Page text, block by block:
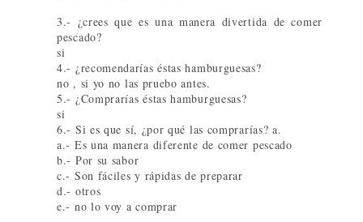
3.- ¿crees que es una manera divertida de comer
pescado?
si
4.- ¿recomendarías éstas hamburguesas?
no , si yo no las pruebo antes.
5.- ¿Comprarías éstas hamburguesas?
si
6.- Si es que sí, ¿por qué las comprarías? a.
a.- Es una manera diferente de comer pescado
b.- Por su sabor
c.- Son fáciles y rápidas de preparar
d.- otros
e.- no lo voy a comprar